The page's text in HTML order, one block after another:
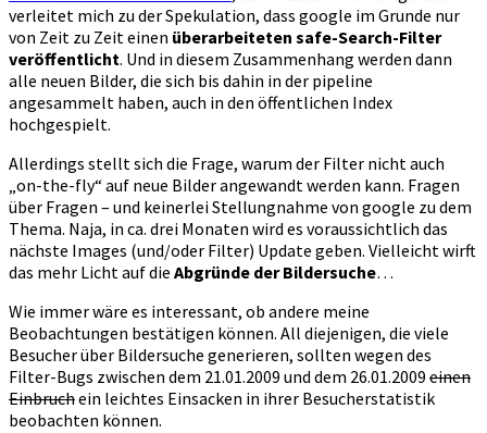
verleitet mich zu der Spekulation, dass google im Grunde nur
von Zeit zu Zeit einen überarbeiteten safe-Search-Filter
veröffentlicht. Und in diesem Zusammenhang werden dann
alle neuen Bilder, die sich bis dahin in der pipeline
angesammelt haben, auch in den öffentlichen Index
hochgespielt.
Allerdings stellt sich die Frage, warum der Filter nicht auch
„on-the-fly“ auf neue Bilder angewandt werden kann. Fragen
über Fragen – und keinerlei Stellungnahme von google zu dem
Thema. Naja, in ca. drei Monaten wird es voraussichtlich das
nächste Images (und/oder Filter) Update geben. Vielleicht wirft
das mehr Licht auf die Abgründe der Bildersuche…
Wie immer wäre es interessant, ob andere meine
Beobachtungen bestätigen können. All diejenigen, die viele
Besucher über Bildersuche generieren, sollten wegen des
Filter-Bugs zwischen dem 21.01.2009 und dem 26.01.2009 einen
Einbruchein leichtes Einsacken in ihrer Besucherstatistik
beobachten können.